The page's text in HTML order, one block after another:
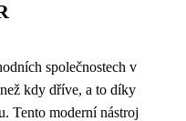
společnostech v
kdy dříve, a to díky
Tento moderní nástroj